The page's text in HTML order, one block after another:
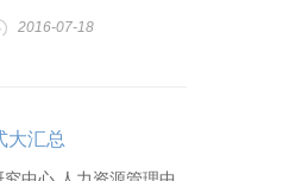
2016-07-18
大汇总